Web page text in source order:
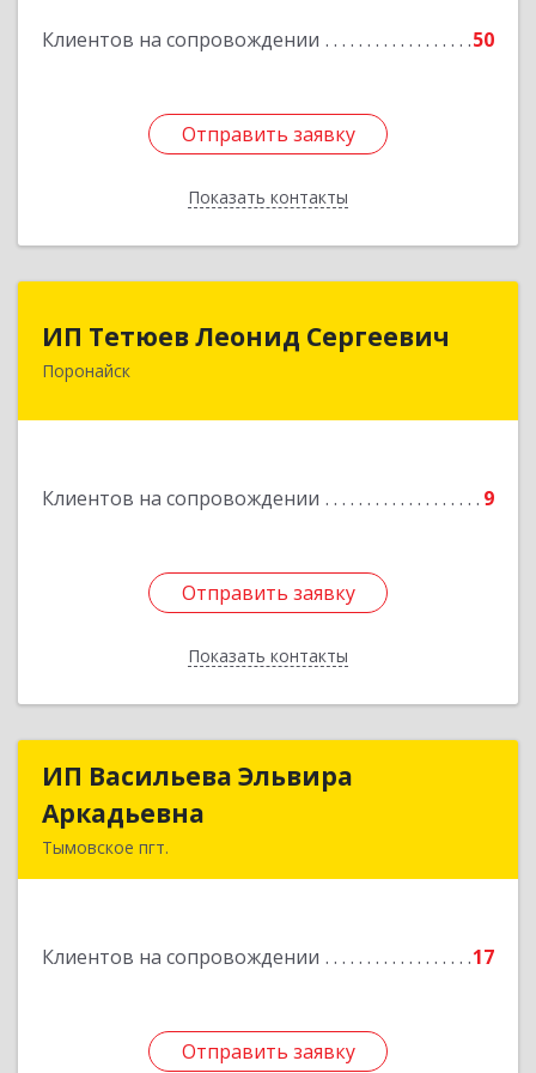
Клиентов на сопровождении 50
Отправить заявку
Показать контакты
Отправить заявку
Назад
ИП Тетюев Леонид Сергеевич
Поронайск
Клиентов на сопровождении 9
Отправить заявку
Показать контакты
694242, Сахалинская обл, Поронайск г, Фрунзе
Отправить заявку
Назад
ИП Васильева Эльвира
Аркадьевна
Тымовское пгт.
Клиентов на сопровождении 17
Отправить заявку
ИП Васильева Эльвира
Отправить заявку